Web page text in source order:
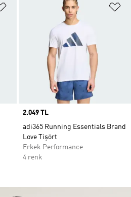
Favori Listesine Ekle
Price
2.049 TL
adi365 Running Essentials Brand
Love Tişört
Erkek Performance
4 renk